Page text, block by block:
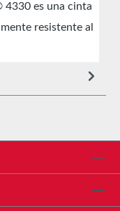
es una cinta
resistente al